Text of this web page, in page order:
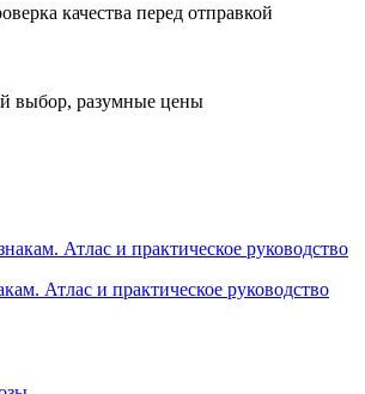
качества перед отправкой
выбор, разумные цены
Атлас и практическое руководство